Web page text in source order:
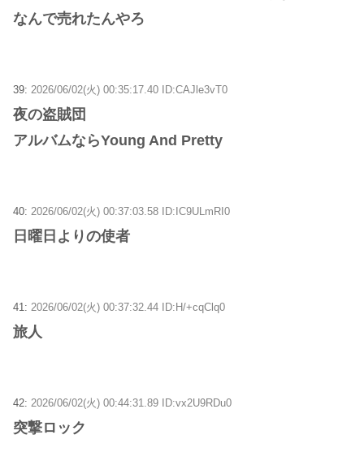
なんで売れたんやろ
39: 2026/06/02(火) 00:35:17.40 ID:CAJle3vT0
夜の盗賊団
アルバムならYoung And Pretty
40: 2026/06/02(火) 00:37:03.58 ID:IC9ULmRI0
日曜日よりの使者
41: 2026/06/02(火) 00:37:32.44 ID:H/+cqClq0
旅人
42: 2026/06/02(火) 00:44:31.89 ID:vx2U9RDu0
突撃ロック